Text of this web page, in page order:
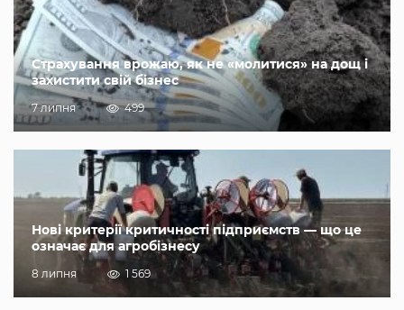
Страхування врожаю, як не «молитися» на дощ і
захистити свій бізнес
7 липня 499
Нові критерії критичності підприємств — що це
означає для агробізнесу
8 липня 1 569